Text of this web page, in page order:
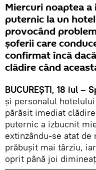
Miercuri noaptea
puternic la un
provocând
șoferii care
confirmat încă
clădire când
BUCUREŞTI, 18 iul –
și personalul
părăsit imediat
puternic a izbucnit
extinzându-se atat
prăbușit mai târziu,
oprit până joi